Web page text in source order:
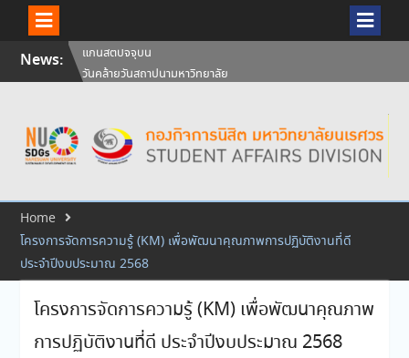
SkipNews:
วันคล้ายวันสถาปนามหาวิทยาลัย
นเรศวร ครบรอบ 36 ปี 29
สัมภาษณ์นิสิตเพื่อพิจารณาเข้ารับ
ทุนการศึกษามหาวิทยาลัยนเรศวร
ประจำปีการศึกษา 256
แก่นิสิตปัจจุบัน
Home
โครงการจัดการความรู้ (KM) เพื่อพัฒนาคุณภาพการปฏิบัติงานที่ดี
ประจำปีงบประมาณ 2568
โครงการจัดการความรู้ (KM) เพื่อพัฒนาคุณภาพ
การปฏิบัติงานที่ดี ประจำปีงบประมาณ 2568